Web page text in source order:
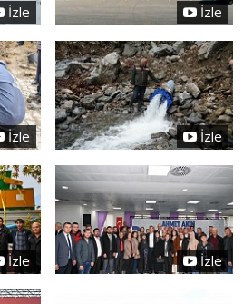
İzle İzle
İzle İzle
İzle İzle